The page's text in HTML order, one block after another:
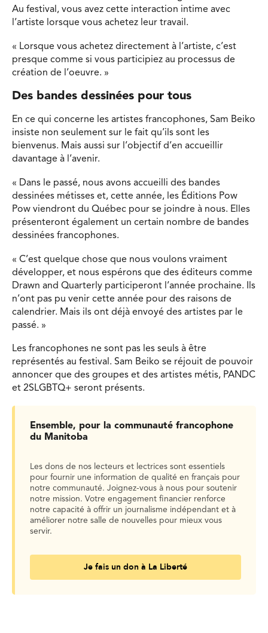
Au festival, vous avez cette interaction intime avec
l’artiste lorsque vous achetez leur travail.
« Lorsque vous achetez directement à l’artiste, c’est
presque comme si vous participiez au processus de
création de l’oeuvre. »
Des bandes dessinées pour tous
En ce qui concerne les artistes francophones, Sam Beiko
insiste non seulement sur le fait qu’ils sont les
bienvenus. Mais aussi sur l’objectif d’en accueillir
davantage à l’avenir.
« Dans le passé, nous avons accueilli des bandes
dessinées métisses et, cette année, les Éditions Pow
Pow viendront du Québec pour se joindre à nous. Elles
présenteront également un certain nombre de bandes
dessinées francophones.
« C’est quelque chose que nous voulons vraiment
développer, et nous espérons que des éditeurs comme
Drawn and Quarterly participeront l’année prochaine. Ils
n’ont pas pu venir cette année pour des raisons de
calendrier. Mais ils ont déjà envoyé des artistes par le
passé. »
Les francophones ne sont pas les seuls à être
représentés au festival. Sam Beiko se réjouit de pouvoir
annoncer que des groupes et des artistes métis, PANDC
et 2SLGBTQ+ seront présents.
Ensemble, pour la communauté francophone
du Manitoba
Les dons de nos lecteurs et lectrices sont essentiels
pour fournir une information de qualité en français pour
notre communauté. Joignez-vous à nous pour soutenir
notre mission. Votre engagement financier renforce
notre capacité à offrir un journalisme indépendant et à
améliorer notre salle de nouvelles pour mieux vous
servir.
Je fais un don à La Liberté